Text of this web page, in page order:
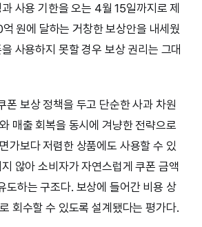
사용 기한을 오는 4월 15일까지로 제
원에 달하는 거창한 보상안을 내세웠
사용하지 못할 경우 보상 권리는 그대
폰 보상 정책을 두고 단순한 사과 차원
매출 회복을 동시에 겨냥한 전략으로
가보다 저렴한 상품에도 사용할 수 있
않아 소비자가 자연스럽게 쿠폰 금액
도하는 구조다. 보상에 들어간 비용 상
회수할 수 있도록 설계됐다는 평가다.